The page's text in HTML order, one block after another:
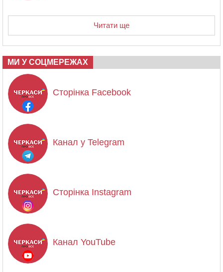
Читати ще
МИ У СОЦМЕРЕЖАХ
Сторінка Facebook
Канал у Telegram
Сторінка Instagram
Канал YouTube